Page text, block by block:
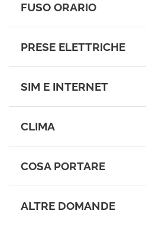
FUSO ORARIO
PRESE ELETTRICHE
SIM E INTERNET
CLIMA
COSA PORTARE
ALTRE DOMANDE